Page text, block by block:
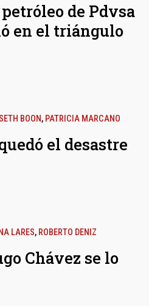
de Pdvsa
en el triángulo
BOON, PATRICIA MARCANO
el desastre
LARES, ROBERTO DENIZ
Chávez se lo